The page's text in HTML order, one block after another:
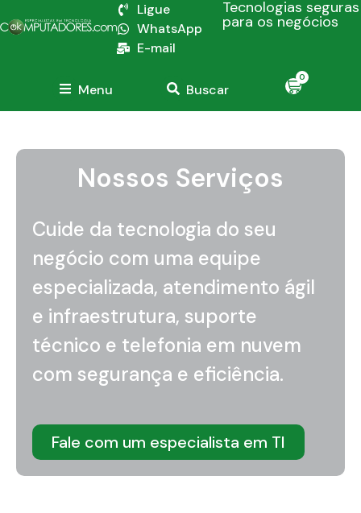
Ligue
WhatsApp
E-mail
Tecnologias seguras
para os negócios
Menu Buscar
0
Nossos Serviços
Cuide da tecnologia do seu
negócio com uma equipe
especializada, atendimento ágil
e infraestrutura, suporte
técnico e telefonia em nuvem
com segurança e eficiência.
Fale com um especialista em TI